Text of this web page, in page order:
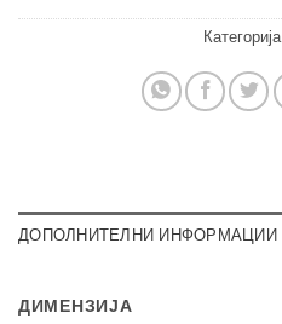
Категорија
ДОПОЛНИТЕЛНИ ИНФОРМАЦИИ
ДИМЕНЗИЈА